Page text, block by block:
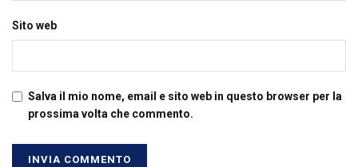
Sito web
Salva il mio nome, email e sito web in questo browser per la
prossima volta che commento.